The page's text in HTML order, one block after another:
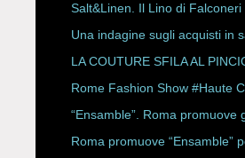
Salt&Linen. Il Lino di Falconeri
Una indagine sugli acquisti in
LA COUTURE SFILA AL
CON ALESSANDRO
ROBERTA ANGELILLI
Rome Fashion Show #Haute
“Ensamble”. Roma promuove
Storici
Roma promuove “Ensamble”